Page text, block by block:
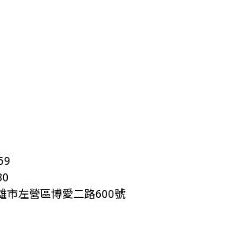
市左營區博愛二路600號